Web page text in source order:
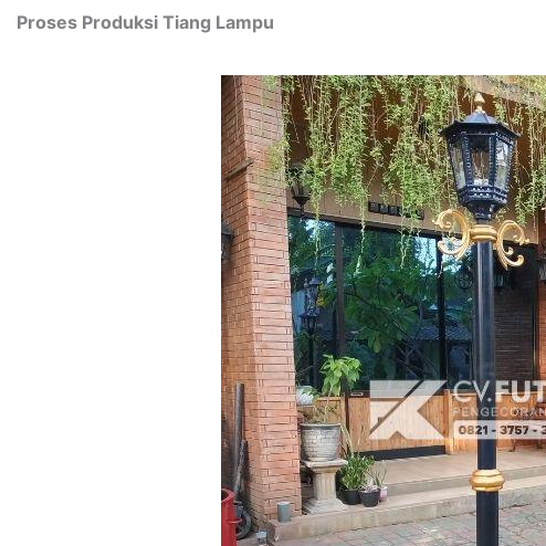
Proses Produksi Tiang Lampu